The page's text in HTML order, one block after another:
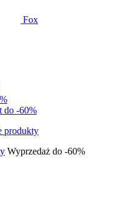
Fox
do -60%
Wyprzedaż do -60%